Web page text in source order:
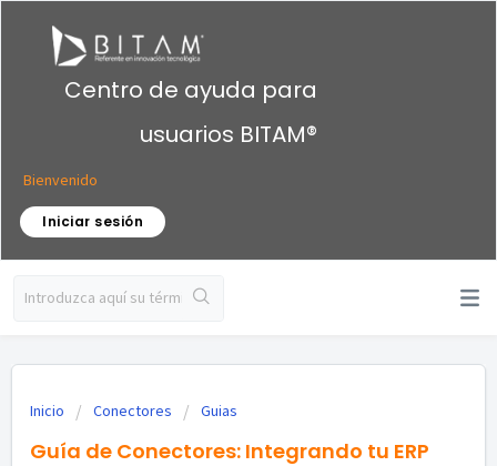
Centro de ayuda para
usuarios BITAM®
Bienvenido
Iniciar sesión
Inicio Conectores Guias
Guía de Conectores: Integrando tu ERP